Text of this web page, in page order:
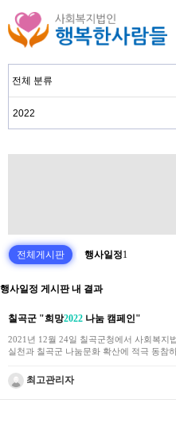
전체게시판 행사일정1
행사일정 게시판 내 결과
칠곡군 "희망2022 나눔 캠페인"
2021년 12월 24일 칠곡군청에서 사회복지
실천과 칠곡군 나눔문화 확산에 적극 동참
최고관리자